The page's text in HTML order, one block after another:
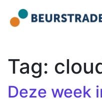
Tag:
Deze week